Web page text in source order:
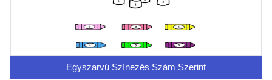
Egyszarvú Színezés Szám Szerint